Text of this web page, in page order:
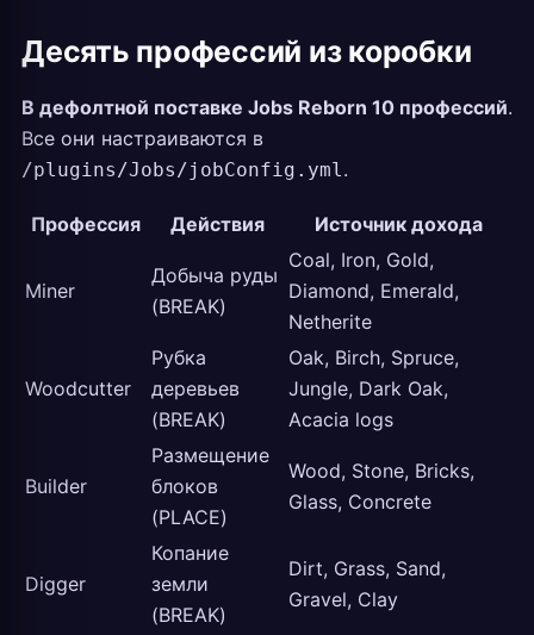
Десять профессий из коробки
В дефолтной поставке Jobs Reborn 10 профессий.
Все они настраиваются в
/plugins/Jobs/jobConfig.yml.
Профессия Действия Источник дохода
Miner
Добыча руды
(BREAK)
Coal, Iron, Gold,
Diamond, Emerald,
Netherite
Woodcutter
Рубка
деревьев
(BREAK)
Oak, Birch, Spruce,
Jungle, Dark Oak,
Acacia logs
Builder
Размещение
блоков
(PLACE)
Wood, Stone, Bricks,
Glass, Concrete
Digger
Копание
земли
(BREAK)
Dirt, Grass, Sand,
Gravel, Clay